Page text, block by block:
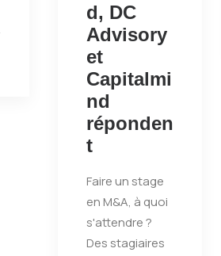
d, DC
Advisory
et
Capitalmi
nd
réponden
t
Faire un stage
en M&A, à quoi
s'attendre ?
Des stagiaires